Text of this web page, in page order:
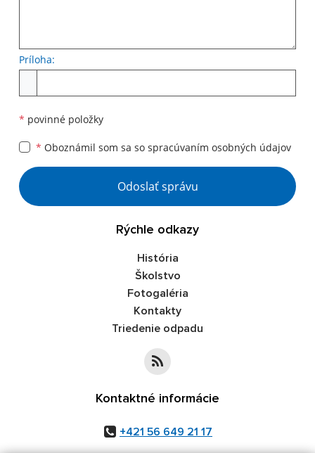
Príloha:
* povinné položky
* Oboznámil som sa so spracúvaním osobných údajov
Google reCaptcha Response
Odoslať správu
Rýchle odkazy
História
Školstvo
Fotogaléria
Kontakty
Triedenie odpadu
Kontaktné informácie
+421 56 649 21 17